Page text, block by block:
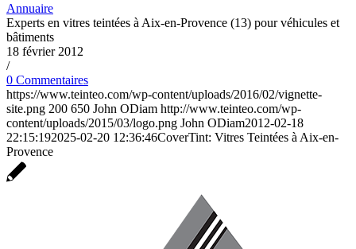
Annuaire
Experts en vitres teintées à Aix-en-Provence (13) pour véhicules et
bâtiments
18 février 2012
/
0 Commentaires
https://www.teinteo.com/wp-content/uploads/2016/02/vignette-
site.png 200 650 John ODiam http://www.teinteo.com/wp-
content/uploads/2015/03/logo.png John ODiam2012-02-18
22:15:192025-02-20 12:36:46CoverTint: Vitres Teintées à Aix-en-
Provence